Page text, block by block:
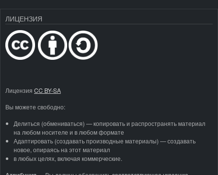
ЛИЦЕНЗИЯ
Лицензия CC BY-SA
Вы можете свободно:
Делиться (обмениваться) — копировать и распространять материал
на любом носителе и в любом формате
Адаптировать (создавать производные материалы) — создавать
новое, опираясь на этот материал
в любых целях, включая коммерческие.